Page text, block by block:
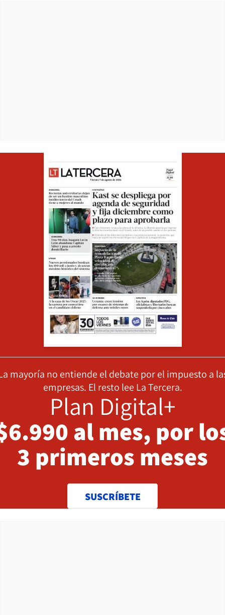
mayoría no entiende el debate por el impuesto a
empresas. El resto lee La Tercera.
Plan Digital+
al mes, por
3 primeros meses
SUSCRÍBETE